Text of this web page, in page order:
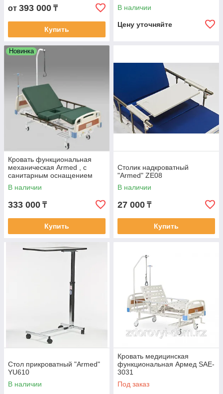
от 393 000 ₸
Купить
В наличии
Цену уточняйте
Новинка
Кровать функциональная
механическая Armed , с
санитарным оснащением
В наличии
333 000 ₸
Купить
Cтолик надкроватный
"Armed" ZE08
В наличии
27 000 ₸
Купить
Стол прикроватный "Armed"
YU610
В наличии
Кровать медицинская
функциональная Армед SAE-
3031
Под заказ